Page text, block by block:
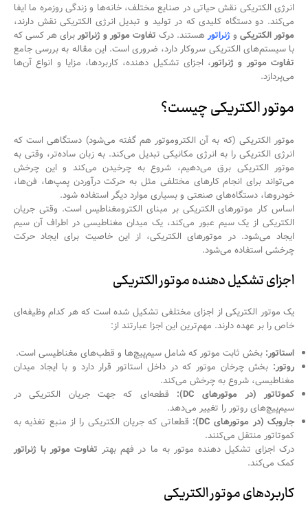
انرژی الکتریکی نقش حیاتی در صنایع مختلف، خانه‌ها و زندگی روزمره ما ایفا
می‌کند. دو دستگاه کلیدی که در تولید و تبدیل انرژی الکتریکی نقش دارند،
موتور الکتریکی و ژنراتورهستند. درک تفاوت موتور و ژنراتوربرای هر کسی که
با سیستم‌های الکتریکی سروکار دارد، ضروری است. این مقاله به بررسی جامع
تفاوت موتور و ژنراتور، اجزای تشکیل دهنده، کاربردها، مزایا و انواع آن‌ها
می‌پردازد.
موتور الکتریکی چیست؟
موتور الکتریکی (که به آن الکتروموتور هم گفته می‌شود) دستگاهی است که
انرژی الکتریکی را به انرژی مکانیکی تبدیل می‌کند. به زبان ساده‌تر، وقتی به
موتور الکتریکی برق می‌دهیم، شروع به چرخیدن می‌کند و این چرخش
می‌تواند برای انجام کارهای مختلفی مثل به حرکت درآوردن پمپ‌ها، فن‌ها،
خودروها، دستگاه‌های صنعتی و بسیاری موارد دیگر استفاده شود.
اساس کار موتورهای الکتریکی بر مبنای الکترومغناطیس است. وقتی جریان
الکتریکی از یک سیم عبور می‌کند، یک میدان مغناطیسی در اطراف آن سیم
ایجاد می‌شود. در موتورهای الکتریکی، از این خاصیت برای ایجاد حرکت
چرخشی استفاده می‌شود.
اجزای تشکیل دهنده موتور الکتریکی
یک موتور الکتریکی از اجزای مختلفی تشکیل شده است که هر کدام وظیفه‌ای
خاص را بر عهده دارند. مهم‌ترین این اجزا عبارتند از:
استاتور: بخش ثابت موتور که شامل سیم‌پیچ‌ها و قطب‌های مغناطیسی است.
روتور: بخش چرخان موتور که در داخل استاتور قرار دارد و با ایجاد میدان
مغناطیسی، شروع به چرخش می‌کند.
کموتاتور (در موتورهای DC):
قطعه‌ای که جهت جریان الکتریکی در
سیم‌پیچ‌های روتور را تغییر می‌دهد.
جاروبک (در موتورهای DC):
قطعاتی که جریان الکتریکی را از منبع تغذیه به
کموتاتور منتقل می‌کنند.
درک اجزای تشکیل دهنده موتور به ما در فهم بهتر تفاوت موتور با ژنراتور
کمک می‌کند.
کاربردهای موتور الکتریکی